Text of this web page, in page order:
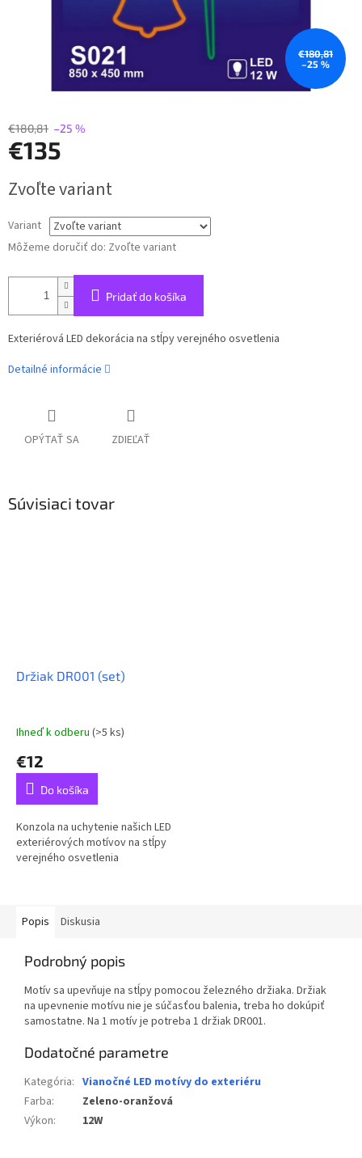
€180,81
–25 %
€180,81 –25 %
€135
cena:
Zvoľte variant
Variant
Môžeme doručiť do: Zvoľte variant
Pridať do košíka
Exteriérová LED dekorácia na stĺpy verejného osvetlenia
Detailné informácie
OPÝTAŤ SA ZDIEĽAŤ
Súvisiaci tovar
Držiak DR001 (set)
Ihneď k odberu (>5 ks)
€12
Do košíka
Konzola na uchytenie našich LED
exteriérových motívov na stĺpy
verejného osvetlenia
Popis Diskusia
Podrobný popis
Motív sa upevňuje na stĺpy pomocou železného držiaka. Držiak
na upevnenie motívu nie je súčasťou balenia, treba ho dokúpiť
samostatne. Na 1 motív je potreba 1 držiak DR001.
Dodatočné parametre
Kategória: Vianočné LED motívy do exteriéru
Farba:
Zeleno-oranžová
Výkon: 12W